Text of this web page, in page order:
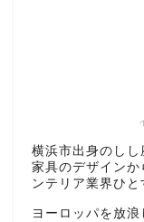
横浜市出身のしし
家具のデザイン
ンテリア業界ひと
ヨーロッパを放